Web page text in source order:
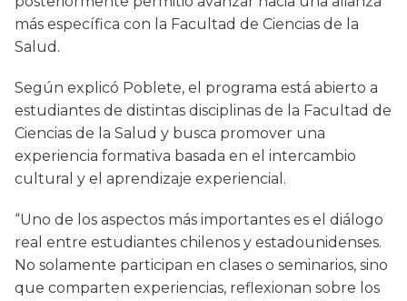
más específica con la Facultad de Ciencias de la
Salud.
Según explicó Poblete, el programa está abierto a
estudiantes de distintas disciplinas de la Facultad de
Ciencias de la Salud y busca promover una
experiencia formativa basada en el intercambio
cultural y el aprendizaje experiencial.
“Uno de los aspectos más importantes es el diálogo
real entre estudiantes chilenos y estadounidenses.
No solamente participan en clases o seminarios, sino
que comparten experiencias, reflexionan sobre los